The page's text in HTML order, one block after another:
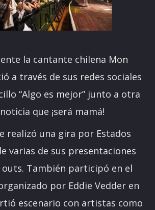
la cantante chilena Mon
a través de sus redes sociales
“Algo es mejor” junto a otra
que ¡será mamá!
realizó una gira por Estados
varias de sus presentaciones
También participó en el
por Eddie Vedder en
escenario con artistas como